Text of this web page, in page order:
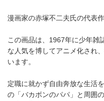
漫画家の赤塚不二夫氏の代表
この画品は、1967年に少年雑
な人気を博してアニメ化され
います。
定職に就かず自由奔放な生活
の「バカボンのパパ」と周囲